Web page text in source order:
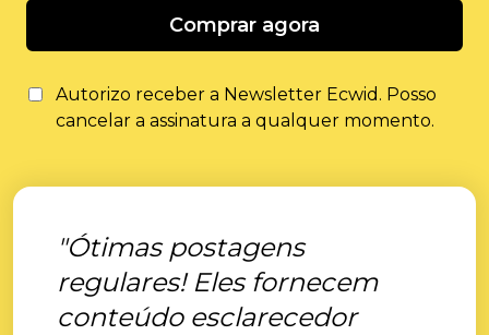
Comprar agora
Autorizo ​​receber a Newsletter Ecwid. Posso
cancelar a assinatura a qualquer momento.
"Ótimas postagens
regulares! Eles fornecem
conteúdo esclarecedor